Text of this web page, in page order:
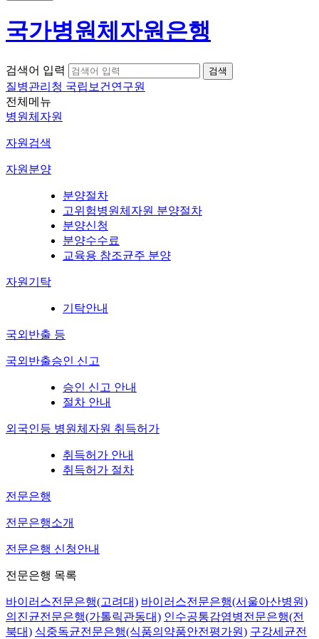
국가병원체자원은행
검색어 입력
질병관리청 국립보건연구원
전체메뉴
병원체자원
자원검색
자원분양
분양절차
고위험병원체자원 분양절차
분양신청
분양수수료
교육용 참조균주 분양
자원기탁
기탁안내
국외반출 등
국외반출승인 신고
승인 신고 안내
절차 안내
외국인등 병원체자원 취득허가
취득허가 안내
취득허가 절차
전문은행
전문은행소개
전문은행 신청안내
전문은행 목록
바이러스전문은행(고려대) 바이러스전문은행(서울아산병원)
의진균전문은행(가톨릭관동대) 인수공통감염병전문은행(전
북대) 식중독균전문은행(식품의약품안전평가원) 구강세균전